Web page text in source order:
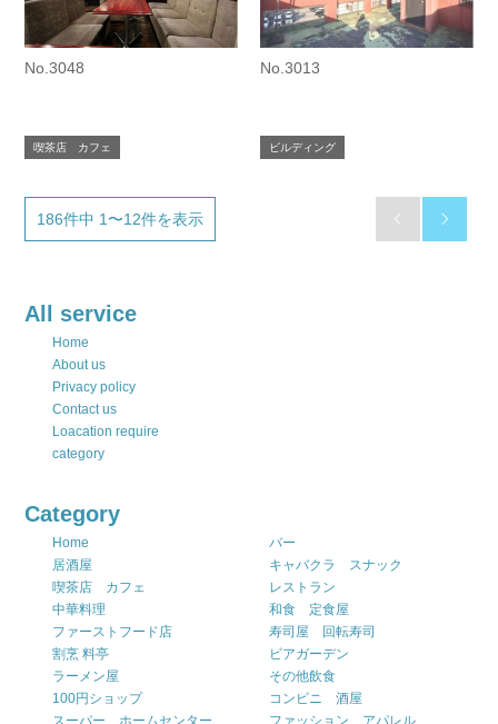
No.3048
喫茶店 カフェ
No.3013
ビルディング
186件中 1〜12件を表示  
All service
Home
About us
Privacy policy
Contact us
Loacation require
category
Category
Home
バー
居酒屋
キャバクラ スナック
喫茶店 カフェ
レストラン
中華料理
和食 定食屋
ファーストフード店
寿司屋 回転寿司
割烹 料亭
ビアガーデン
ラーメン屋
その他飲食
100円ショップ
コンビニ 酒屋
スーパー ホームセンター
ファッション アパレル